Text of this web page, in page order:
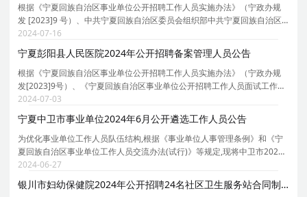
根据《宁夏回族自治区事业单位公开招聘工作人员实施办法》（宁政办规
发 [2023]9 号）、中共宁夏回族自治区委员会组织部中共宁夏回族自治区
委员会机构编制委员会办公室宁夏回族自治区财政厅宁夏回族自治区人力
资源和社会保障厅宁夏回族自治区卫生健康委员会《
2024-07-16
宁夏彭阳县人民医院2024年公开招聘备案管理人员公告
根据《宁夏回族自治区事业单位公开招聘工作人员实施办法》（宁政办规
发[2023]9号）、《宁夏回族自治区事业单位公开招聘工作人员面试工作实
施细则（试行）》（宁人社规[2022]4号）等规定，面向社会公开招聘备案
管理人员。现将有关事项公告如下。 一、招聘岗位
2024-07-03
宁夏中卫市事业单位2024年6月公开遴选工作人员公告
为优化事业单位工作人员队伍结构,根据《事业单位人事管理条例》和《宁
夏回族自治区事业单位工作人员交流办法(试行)》等规定,现将中卫市2024
年事业单位公开遴选工作人员有关事项公告如下: 一、岗位和名额 此次公开
遴选单位30个,岗位44个。具体岗位详见《中卫
2024-06-27
银川市妇幼保健院2024年公开招聘24名社区卫生服务站合同制工作人员公告